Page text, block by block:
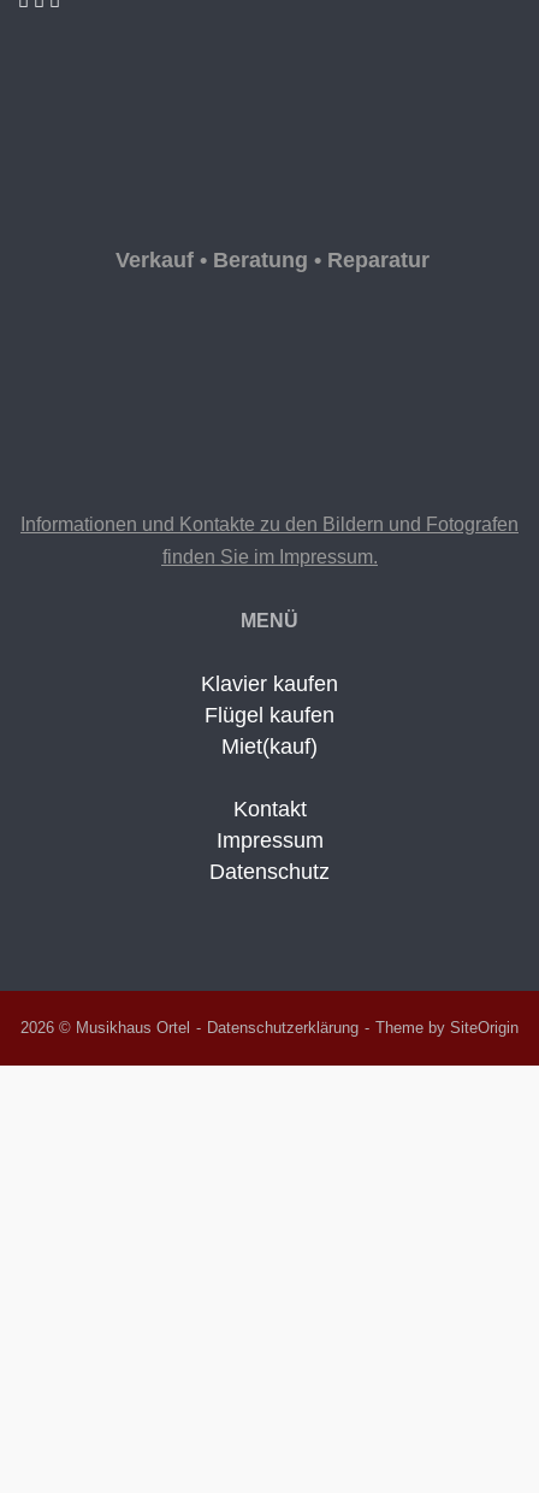
Verkauf • Beratung • Reparatur
Informationen und Kontakte zu den Bildern und Fotografen
finden Sie im Impressum.
MENÜ
Klavier kaufen
Flügel kaufen
Miet(kauf)
Kontakt
Impressum
Datenschutz
2026 © Musikhaus Ortel Datenschutzerklärung Theme by SiteOrigin